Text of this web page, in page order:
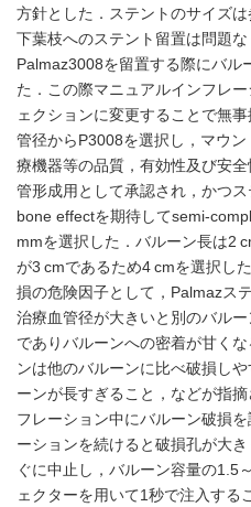
方針とした．ステントのサイズ
下葉枝へのステント留置は問題
Palmaz3008を留置する際にバル
た．この際マニュアルインフレ
ェクションに変更することで無
管径からP3008を選択し，マウ
療機器等の品質，有効性及び安
管形成用として承認され，かつ
bone effectを期待してsemi-
mmを選択した．バルーン長は2
が3 cmであるため4 cmを選択し
損の危険因子として，Palmazス
治療血管径が大きいと別のバル
でありバルーンへの密着が甘く
ンは他のバルーンに比べ破損し
ーンが長すぎること，などが指摘
フレーション中にバルーン破損
ーションを続けると破損孔が大
ぐに中止し，バルーン容量の1.5
ェクターを用いて1秒で注入する